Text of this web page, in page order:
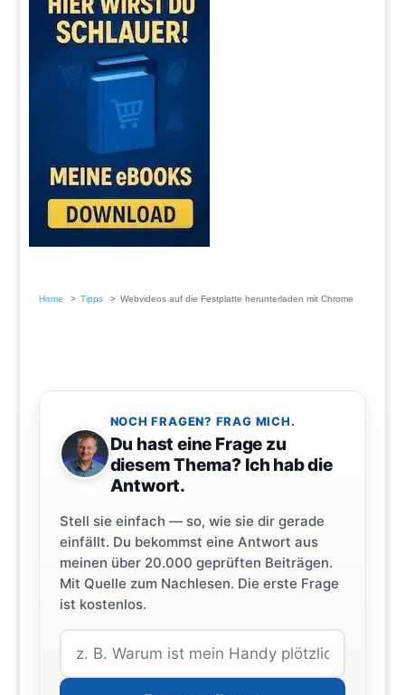
Home Tipps Webvideos auf die Festplatte herunterladen mit Chrome
NOCH FRAGEN? FRAG MICH.
Du hast eine Frage zu
diesem Thema? Ich hab die
Antwort.
Stell sie einfach — so, wie sie dir gerade
einfällt. Du bekommst eine Antwort aus
meinen über 20.000 geprüften Beiträgen.
Mit Quelle zum Nachlesen. Die erste Frage
ist kostenlos.